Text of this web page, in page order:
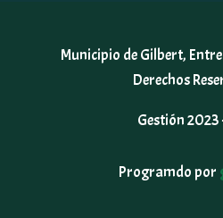
Municipio de Gilbert,
Derechos
Gestión 2023
Programdo por